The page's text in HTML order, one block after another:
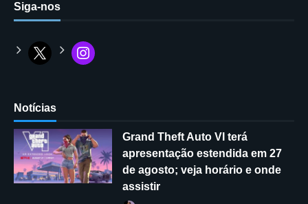
Siga-nos
Notícias
Grand Theft Auto VI terá
apresentação estendida em 27
de agosto; veja horário e onde
assistir